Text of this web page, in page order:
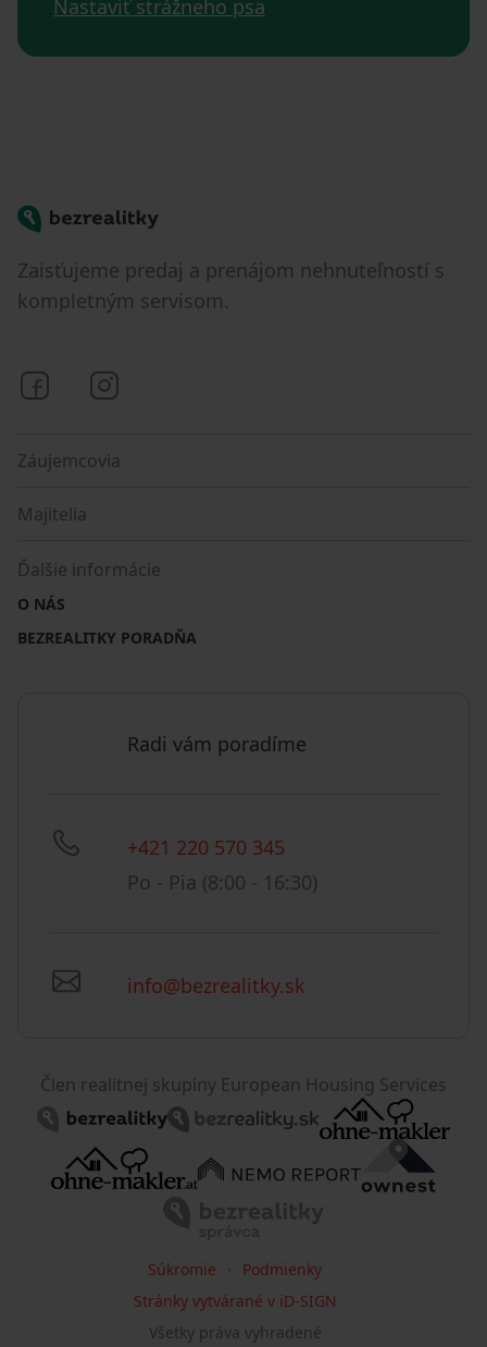
Nastaviť strážneho psa
Bezrealitky
Zaisťujeme predaj a prenájom nehnuteľností s
kompletným servisom.
Bezrealitky na Facebooku
Záujemcovia
Majitelia
Ďalšie informácie
O NÁS
BEZREALITKY PORADŇA
Radi vám poradíme
+421 220 570 345
Po - Pia (8:00 - 16:30)
info@bezrealitky.sk
Člen realitnej skupiny European Housing Services
Všetky práva vyhradené
Súkromie
Podmienky
Stránky vytvárané v iD-SIGN